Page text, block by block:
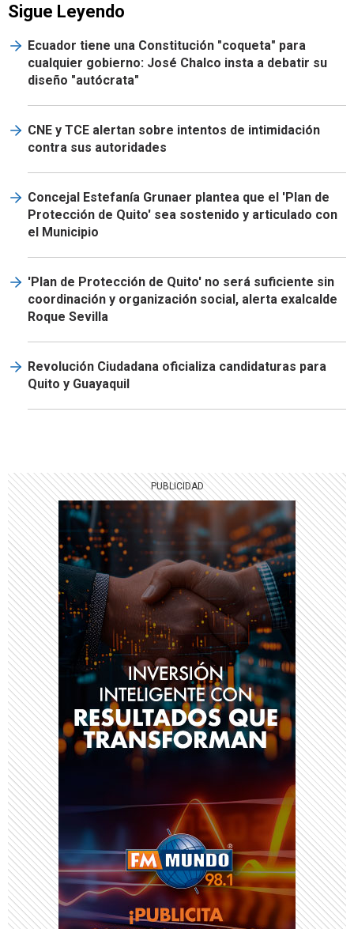
Sigue Leyendo
Ecuador tiene una Constitución "coqueta" para
cualquier gobierno: José Chalco insta a debatir su
diseño "autócrata"
CNE y TCE alertan sobre intentos de intimidación
contra sus autoridades
Concejal Estefanía Grunaer plantea que el 'Plan de
Protección de Quito' sea sostenido y articulado con
el Municipio
'Plan de Protección de Quito' no será suficiente sin
coordinación y organización social, alerta exalcalde
Roque Sevilla
Revolución Ciudadana oficializa candidaturas para
Quito y Guayaquil